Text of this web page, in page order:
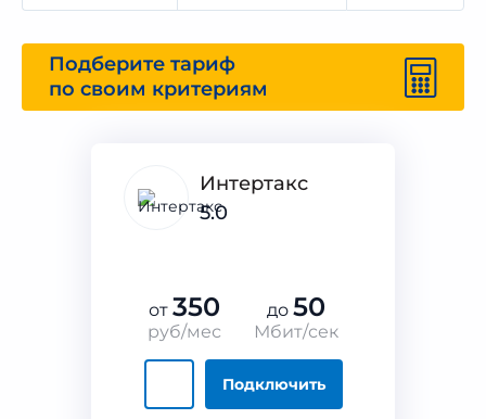
Подберите тариф
по своим критериям
Интертакс
5.0
от 350
руб/мес
до 50
Мбит/сек
Подключить